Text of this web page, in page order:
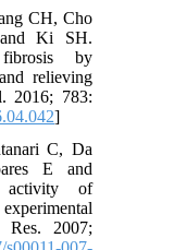
Jang CH, Cho
and Ki SH.
fibrosis by
and relieving
2016; 783:
C, Da
E and
activity of
experimental
Res. 2007;